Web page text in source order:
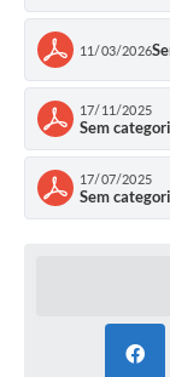
11/03/2026
17/11/2025
Sem
17/07/2025
Sem